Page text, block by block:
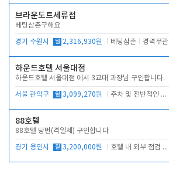
브라운도트세류점
베팅삼촌구해요
경기 수원시 월 2,316,930원 베팅삼촌 경력무관
하운드호텔 서울대점
하운드호텔 서울대점 에서 3교대 과장님 구인합니다.
서울 관악구 월 3,099,270원 주차 및 전반적인 당번업무
88호텔
88호텔 당번(격일제) 구인합니다
경기 용인시 월 3,200,000원 호텔 내 외부 점검 및 프런트 운영